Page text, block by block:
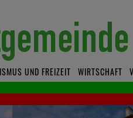
UND FREIZEIT WIRTSCHAFT